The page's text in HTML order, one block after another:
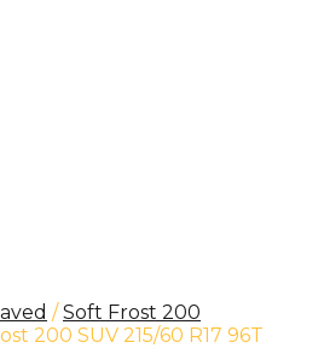
/Soft Frost 200
200 SUV 215/60 R17 96T